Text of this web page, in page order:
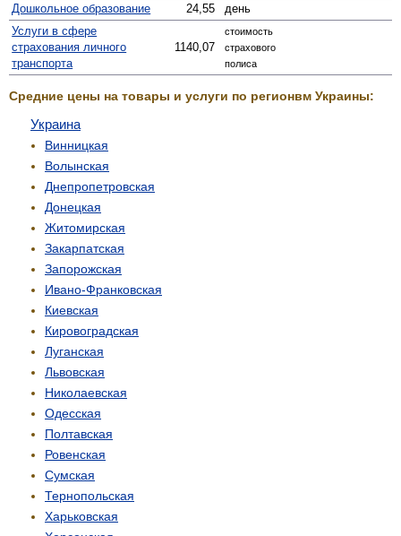
Дошкольное образование 24,55
день
Услуги в сфере
страхования личного
транспорта
1140,07
стоимость
страхового
полиса
Средние цены на товары и услуги по регионвм Украины:
Украина
Винницкая
Волынская
Днепропетровская
Донецкая
Житомирская
Закарпатская
Запорожская
Ивано-Франковская
Киевская
Кировоградская
Луганская
Львовская
Николаевская
Одесская
Полтавская
Ровенская
Сумская
Тернопольская
Харьковская